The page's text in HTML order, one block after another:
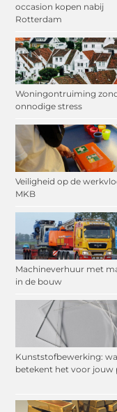
occasion kopen nabij
Rotterdam
Woningontruiming
onnodige stress
Veiligheid op de
MKB
Machineverhuur met
in de bouw
Kunststofbewerking:
betekent het voor jouw